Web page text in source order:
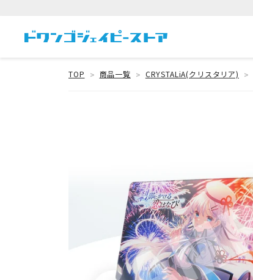
TOP 商品一覧 CRYSTALiA(クリスタリア)